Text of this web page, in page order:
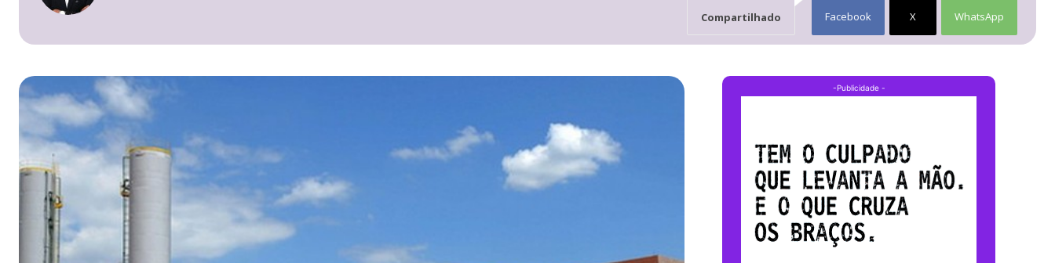
Compartilhado Facebook X WhatsApp
-Publicidade -